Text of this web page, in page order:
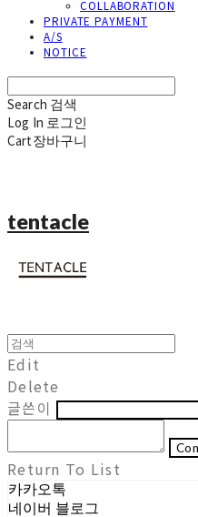
COLLABORATION
PRIVATE PAYMENT
A/S
NOTICE
Search 검색
Log In 로그인
Cart장바구니
tentacle
Edit
Delete
글쓴이
Return To List
카카오톡
네이버 블로그